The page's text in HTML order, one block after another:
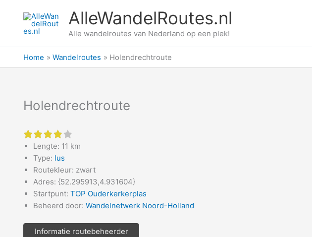
AlleWandelRoutes.nl
Alle wandelroutes van Nederland op een plek!
Home Wandelroutes Holendrechtroute
Holendrechtroute
Lengte: 11 km
Type: lus
Routekleur: zwart
Adres: {52.295913,4.931604}
Startpunt: TOP Ouderkerkerplas
Beheerd door: Wandelnetwerk Noord-Holland
Informatie routebeheerder